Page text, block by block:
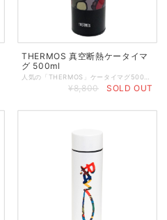
THERMOS 真空断熱ケータイマ
グ 500ml
¥8,800 SOLD OUT